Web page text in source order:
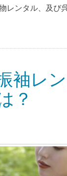
レンタル、及
袖レ
？